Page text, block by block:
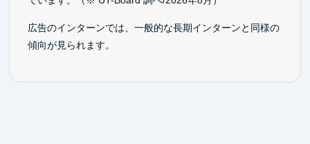
広告のインターンでは、一般的な長期インターンと同様の
傾向が見られます。